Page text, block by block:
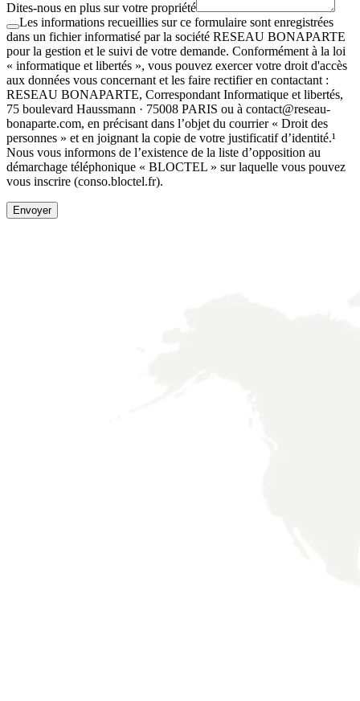
Dites-nous en plus sur votre propriété
Les informations recueillies sur ce formulaire sont enregistrées
dans un fichier informatisé par la société RESEAU BONAPARTE
pour la gestion et le suivi de votre demande. Conformément à la loi
« informatique et libertés », vous pouvez exercer votre droit d'accès
aux données vous concernant et les faire rectifier en contactant :
RESEAU BONAPARTE, Correspondant Informatique et libertés,
75 boulevard Haussmann · 75008 PARIS ou à contact@reseau-
bonaparte.com, en précisant dans l’objet du courrier « Droit des
personnes » et en joignant la copie de votre justificatif d’identité.¹
Nous vous informons de l’existence de la liste d’opposition au
démarchage téléphonique « BLOCTEL » sur laquelle vous pouvez
vous inscrire (conso.bloctel.fr).
Envoyer